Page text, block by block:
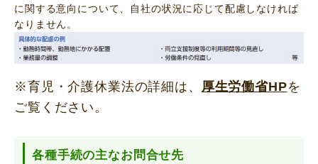
に関する意向について、自社の状況に応じて配慮しなければ
なりません。
※育児・介護休業法の詳細は、 厚生労働省HPを
ご覧ください。
各種手続の主なお問合せ先